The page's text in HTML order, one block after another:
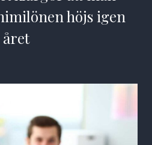
höjs igen
året